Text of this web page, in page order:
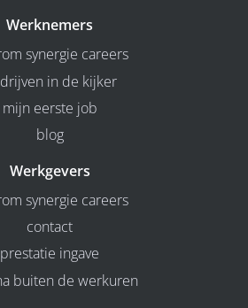
Werknemers
synergie careers
in de kijker
mijn eerste job
blog
Werkgevers
synergie careers
contact
prestatie ingave
buiten de werkuren